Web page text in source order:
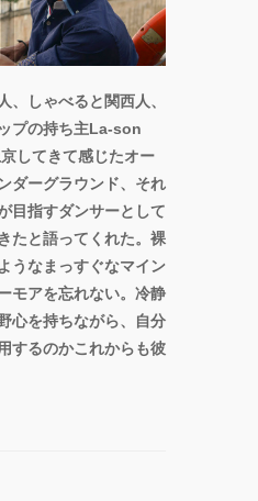
、しゃべると関西人、
プの持ち主La-son
してきて感じたオー
ダーグラウンド、それ
目指すダンサーとして
たと語ってくれた。裸
うなまっすぐなマイン
モアを忘れない。冷静
心を持ちながら、自分
するのかこれからも彼